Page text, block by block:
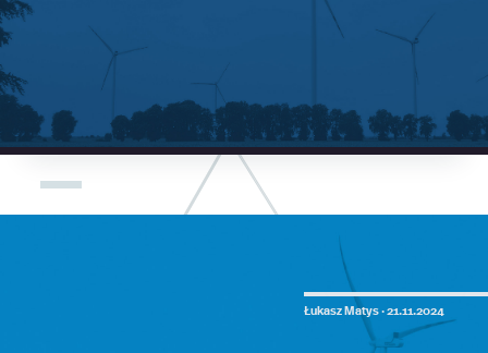
Łukasz Matys ·21.11.2024